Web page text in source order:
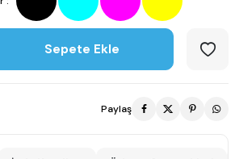
Sepete Ekle
Paylaş